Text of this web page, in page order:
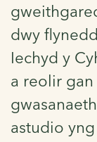
dwy
Iechyd y
a reolir gan
astudio